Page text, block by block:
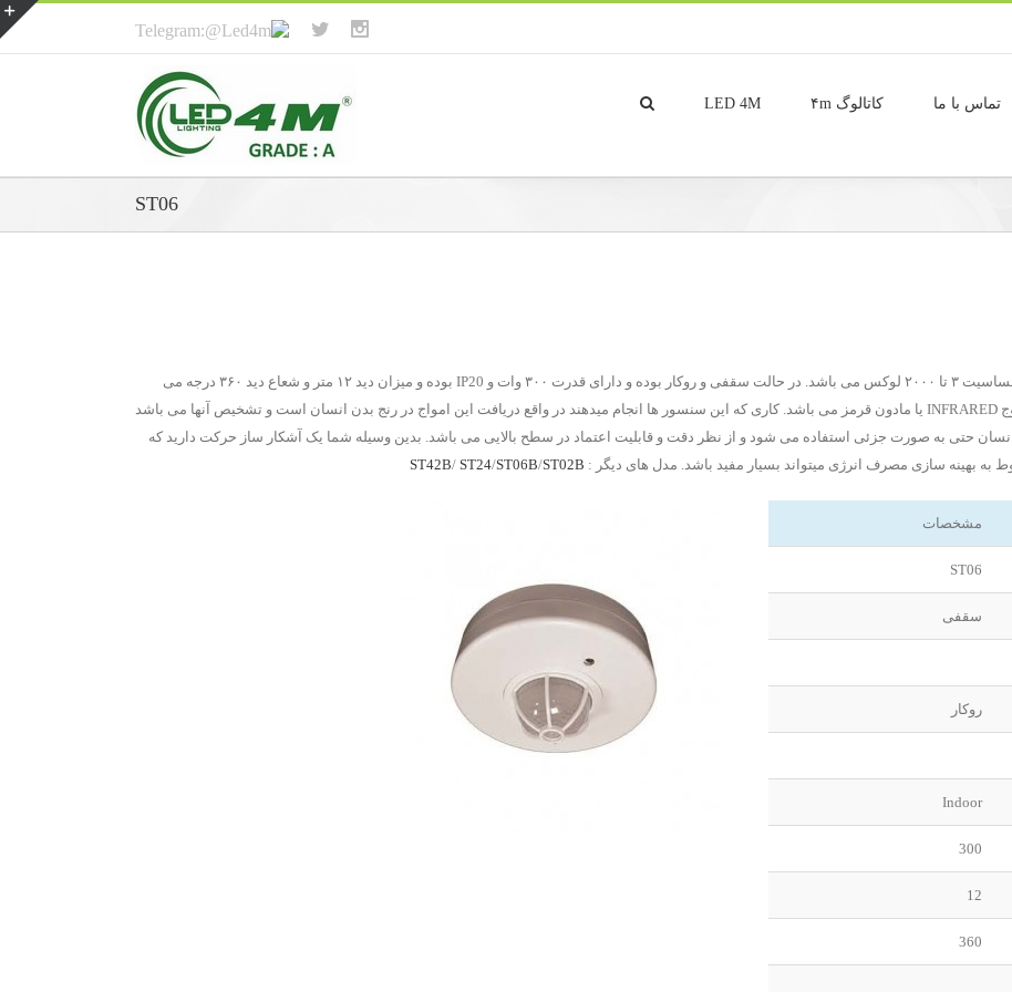
تماس با ما کاتالوگ ۴m LED 4M
ST06
ST06 از گروه خانواده سنسور های حرکتی INFRARED با حساسیت ۳ تا ۲۰۰۰ لوکس می باشد. در حالت سقفی و روکار بوده و دارای قدرت ۳۰۰ وات و IP20 بوده و میزان دید ۱۲ متر و شعاع دید ۳۶۰ درجه می
باشد. این سنسور ها به گونه ای می باشد که دارای طول موج INFRARED یا مادون قرمز می باشد. کاری که این سنسور ها انجام میدهند در واقع دریافت این امواج در رنج بدن انسان است و تشخیص آنها می باشد
حتی به صورت جزئی استفاده می شود و از نظر دقت و قابلیت اعتماد در سطح بالایی می باشد. بدین وسیله شما یک آشکار ساز حرکت دارید که
بهینه سازی مصرف انرژی میتواند بسیار مفید باشد. مدل های دیگر :
ST42B/ ST24/ST06B/ST02B
مشخصات
ST06
سقفی
روکار
Indoor
300
12
360